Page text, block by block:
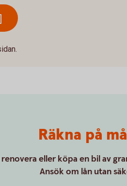
Räkna på
renovera eller köpa en bil av
Ansök om lån utan